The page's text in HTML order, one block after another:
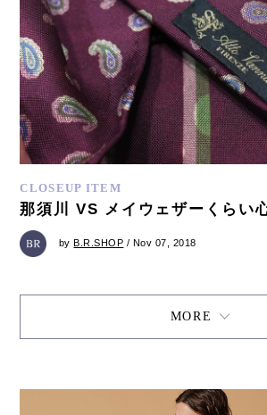
CLOSEUP ITEM
那須川 VS メイウェザーくらい
byB.R.SHOP / Nov 07, 2018
MORE